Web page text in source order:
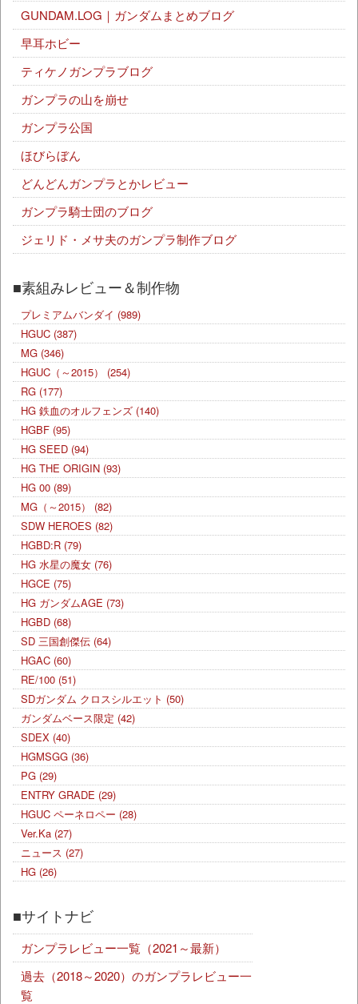
GUNDAM.LOG｜ガンダムまとめブログ
早耳ホビー
ティケノガンプラブログ
ガンプラの山を崩せ
ガンプラ公国
ほびらぼん
どんどんガンプラとかレビュー
ガンプラ騎士団のブログ
ジェリド・メサ夫のガンプラ制作ブログ
■素組みレビュー＆制作物
プレミアムバンダイ (989)
HGUC (387)
MG (346)
HGUC（～2015）
(254)
RG (177)
HG 鉄血のオルフェンズ (140)
HGBF (95)
HG SEED (94)
HG THE ORIGIN (93)
HG 00 (89)
MG（～2015）
(82)
SDW HEROES (82)
HGBD:R (79)
HG 水星の魔女 (76)
HGCE (75)
HG ガンダムAGE (73)
HGBD (68)
SD 三国創傑伝 (64)
HGAC (60)
RE/100 (51)
SDガンダム クロスシルエット (50)
ガンダムベース限定 (42)
SDEX (40)
HGMSGG (36)
PG (29)
ENTRY GRADE (29)
HGUC ペーネロペー (28)
Ver.Ka (27)
ニュース (27)
HG (26)
■サイトナビ
ガンプラレビュー一覧（2021～最新）
過去（2018～2020）のガンプラレビュー一
覧